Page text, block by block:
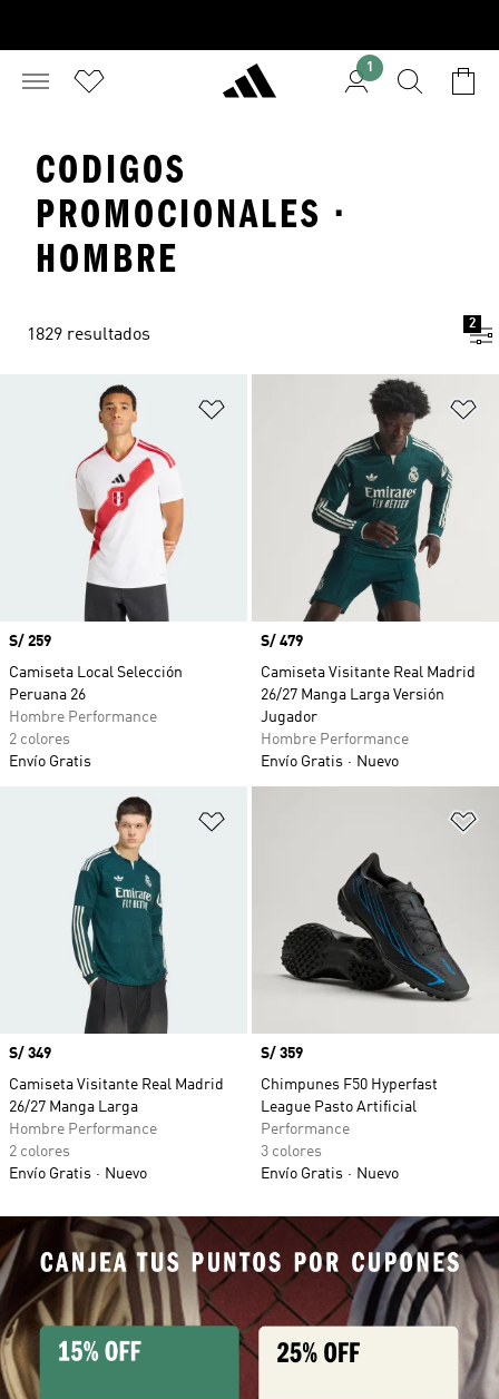
1
CODIGOS
PROMOCIONALES ·
HOMBRE
1829 resultados
2
Añadir a la lista de deseos
Precio
S/ 259
Camiseta Local Selección
Peruana 26
Hombre Performance
2 colores
Envío Gratis
Precio
S/ 479
Camiseta Visitante Real Madrid
26/27 Manga Larga Versión
Jugador
Hombre Performance
Envío Gratis
Nuevo
Precio
S/ 349
Camiseta Visitante Real Madrid
26/27 Manga Larga
Hombre Performance
2 colores
Envío Gratis
Nuevo
Precio
S/ 359
Chimpunes F50 Hyperfast
League Pasto Artificial
Performance
3 colores
Envío Gratis
Nuevo